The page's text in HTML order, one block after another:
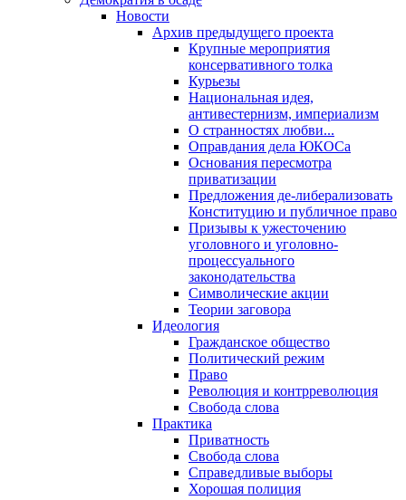
Новости
Архив предыдущего проекта
Крупные мероприятия
консервативного толка
Курьезы
Национальная идея,
антивестернизм, империализм
О странностях любви...
Оправдания дела ЮКОСа
Основания пересмотра
приватизации
Предложения де-либерализовать
Конституцию и публичное право
Призывы к ужесточению
уголовного и уголовно-
процессуального
законодательства
Символические акции
Теории заговора
Идеология
Гражданское общество
Политический режим
Право
Революция и контрреволюция
Свобода слова
Практика
Приватность
Свобода слова
Справедливые выборы
Хорошая полиция